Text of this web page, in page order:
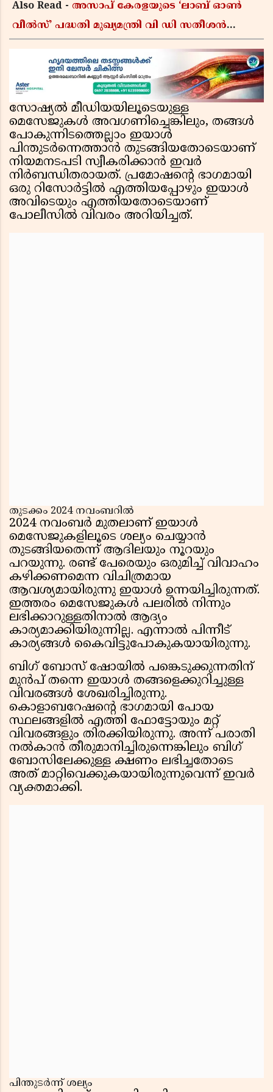
Also Read - അസാപ് കേരളയുടെ ‘ലാബ് ഓൺ
വീൽസ്’ പദ്ധതി മുഖ്യമന്ത്രി വി ഡി സതീശൻ
സോഷ്യൽ മീഡിയയിലൂടെയുള്ള
മെസേജുകൾ അവഗണിച്ചെങ്കിലും, തങ്ങൾ
പോകുന്നിടത്തെല്ലാം ഇയാൾ
പിന്തുടർന്നെത്താൻ തുടങ്ങിയതോടെയാണ്
നിയമനടപടി സ്വീകരിക്കാൻ ഇവർ
നിർബന്ധിതരായത്. പ്രമോഷന്റെ ഭാഗമായി
ഒരു റിസോർട്ടിൽ എത്തിയപ്പോഴും ഇയാൾ
അവിടെയും എത്തിയതോടെയാണ്
പോലീസിൽ വിവരം അറിയിച്ചത്.
തുടക്കം 2024 നവംബറിൽ
2024 നവംബർ മുതലാണ് ഇയാൾ
മെസേജുകളിലൂടെ ശല്യം ചെയ്യാൻ
തുടങ്ങിയതെന്ന് ആദിലയും നൂറയും
പറയുന്നു. രണ്ട് പേരെയും ഒരുമിച്ച് വിവാഹം
കഴിക്കണമെന്ന വിചിത്രമായ
ആവശ്യമായിരുന്നു ഇയാൾ ഉന്നയിച്ചിരുന്നത്.
ഇത്തരം മെസേജുകൾ പലരിൽ നിന്നും
ലഭിക്കാറുള്ളതിനാൽ ആദ്യം
കാര്യമാക്കിയിരുന്നില്ല. എന്നാൽ പിന്നീട്
കാര്യങ്ങൾ കൈവിട്ടുപോകുകയായിരുന്നു.
ബിഗ് ബോസ് ഷോയിൽ പങ്കെടുക്കുന്നതിന്
മുൻപ് തന്നെ ഇയാൾ തങ്ങളെക്കുറിച്ചുള്ള
വിവരങ്ങൾ ശേഖരിച്ചിരുന്നു.
കൊളാബറേഷന്റെ ഭാഗമായി പോയ
സ്ഥലങ്ങളിൽ എത്തി ഫോട്ടോയും മറ്റ്
വിവരങ്ങളും തിരക്കിയിരുന്നു. അന്ന് പരാതി
നൽകാൻ തീരുമാനിച്ചിരുന്നെങ്കിലും ബിഗ്
ബോസിലേക്കുള്ള ക്ഷണം ലഭിച്ചതോടെ
അത് മാറ്റിവെക്കുകയായിരുന്നുവെന്ന് ഇവർ
വ്യക്തമാക്കി.
പിന്തുടർന്ന് ശല്യം